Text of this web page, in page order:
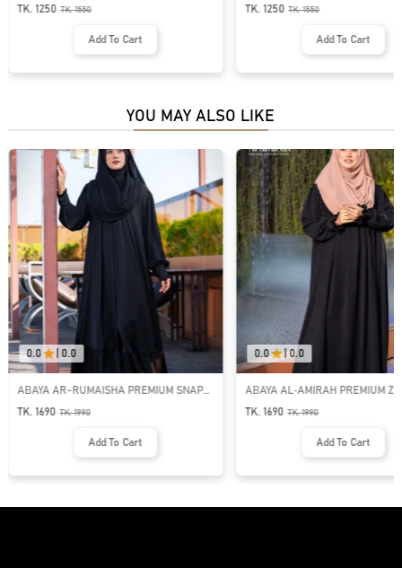
TK. 1250 TK.1550
Add To Cart
TK. 1250
TK.1550
Add To Cart
YOU MAY ALSO LIKE
0.0 0.0
ABAYA AR-RUMAISHA PREMIUM SNAP
BUTTON ABAYA
TK. 1690 TK.1990
Add To Cart
0.0 | 0.0
ABAYA AL‑AMIRAH PREMIUM
NECK ABAYA
TK. 1690 TK.1990
Add To Cart